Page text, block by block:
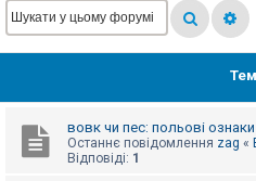
р
а
ц
і
Т
м
Тем
вовк чи пес: польові ознаки
Останнє повідомлення zag «
Відповіді: 1